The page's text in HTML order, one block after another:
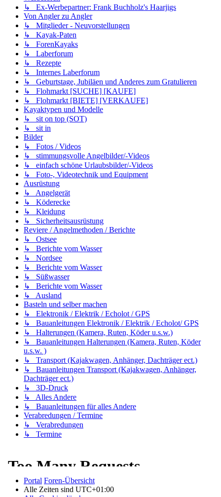
↳ Ex-Werbepartner: Frank Buchholz's Haarjigs
Von Angler zu Angler
↳ Mitglieder - Neuvorstellungen
↳ Kayak-Paten
↳ ForenKayaks
↳ Laberforum
↳ Rezepte
↳ Internes Laberforum
↳ Geburtstage, Jubiläen und Anderes zum Gratulieren
↳ Flohmarkt [SUCHE] [KAUFE]
↳ Flohmarkt [BIETE] [VERKAUFE]
Kayaktypen und Modelle
↳ sit on top (SOT)
↳ sit in
Bilder
↳ Fotos / Videos
↳ stimmungsvolle Angelbilder/-Videos
↳ einfach schöne Urlaubsbilder/-Videos
↳ Foto-, Videotechnik und Equipment
Ausrüstung
↳ Angelgerät
↳ Köderecke
↳ Kleidung
↳ Sicherheitsausrüstung
Reviere / Angelmethoden / Berichte
↳ Ostsee
↳ Berichte vom Wasser
↳ Nordsee
↳ Berichte vom Wasser
↳ Süßwasser
↳ Berichte vom Wasser
↳ Ausland
Basteln und selber machen
↳ Elektronik / Elektrik / Echolot / GPS
↳ Bauanleitungen Elektronik / Elektrik / Echolot/ GPS
↳ Halterungen (Kamera, Ruten, Köder u.s.w.)
↳ Bauanleitungen Halterungen (Kamera, Ruten, Köder
u.s.w. )
↳ Transport (Kajakwagen, Anhänger, Dachträger ect.)
↳ Bauanleitungen Transport (Kajakwagen, Anhänger,
Dachträger ect.)
↳ 3D-Druck
↳ Alles Andere
↳ Bauanleitungen für alles Andere
Verabredungen / Termine
↳ Verabredungen
↳ Termine
Portal Foren-Übersicht
Alle Zeiten sind UTC+01:00